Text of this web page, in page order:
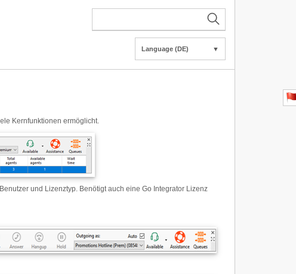
Language (DE) ▼
Kernfunktionen ermöglicht.
und Lizenztyp. Benötigt auch eine Go Integrator Lizenz